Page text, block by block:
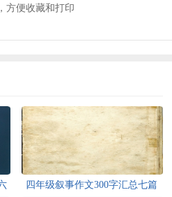
方便收藏和打印
四年级叙事作文300字汇总七篇